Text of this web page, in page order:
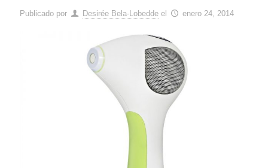
Publicado por Desirée Bela-Lobedde el enero 24, 2014